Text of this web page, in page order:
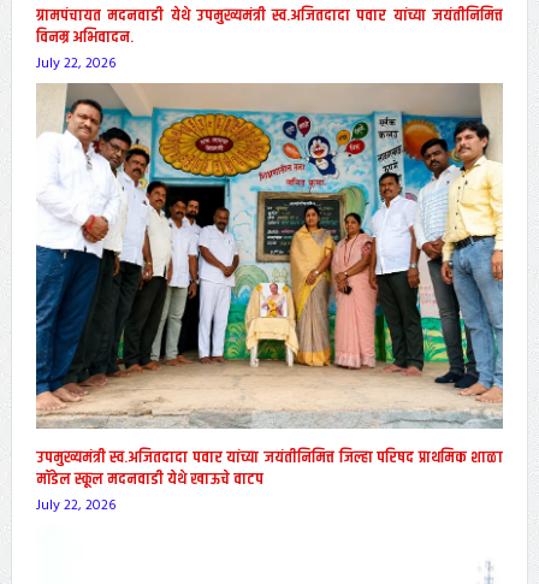
ग्रामपंचायत मदनवाडी येथे उपमुख्यमंत्री स्व.अजितदादा पवार यांच्या जयंतीनिमित्त
विनम्र अभिवादन.
July 22, 2026
उपमुख्यमंत्री स्व.अजितदादा पवार यांच्या जयंतीनिमित्त जिल्हा परिषद प्राथमिक शाळा
मॉडेल स्कूल मदनवाडी येथे खाऊचे वाटप
July 22, 2026